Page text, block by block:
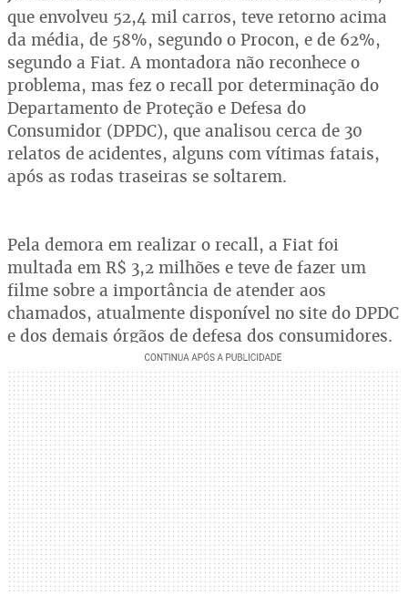
que envolveu 52,4 mil carros, teve retorno acima
da média, de 58%, segundo o Procon, e de 62%,
segundo a Fiat. A montadora não reconhece o
problema, mas fez o recall por determinação do
Departamento de Proteção e Defesa do
Consumidor (DPDC), que analisou cerca de 30
relatos de acidentes, alguns com vítimas fatais,
após as rodas traseiras se soltarem.
Pela demora em realizar o recall, a Fiat foi
multada em R$ 3,2 milhões e teve de fazer um
filme sobre a importância de atender aos
chamados, atualmente disponível no site do DPDC
e dos demais órgãos de defesa dos consumidores.